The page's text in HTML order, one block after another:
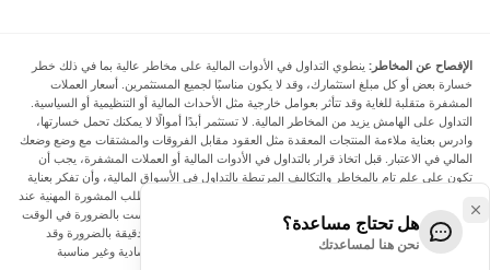
الإفصاح عن المخاطر: ينطوي التداول في الأدوات المالية على مخاطر عالية بما في ذلك خطر
خسارة بعض أو كل مبلغ استثمارك، وقد لا يكون مناسبًا لجميع المستثمرين. أسعار العملات
المشفرة متقلبة للغاية وقد تتأثر بعوامل خارجية مثل الأحداث المالية أو التنظيمية أو السياسية.
التداول على الهامش يزيد من المخاطر المالية. لا تستثمر أبدًا أموالًا لا يمكنك تحمل خسارتها،
وادرس بعناية ملاءمة المنتجات المعقدة مثل العقود مقابل الفروقات والمشتقات مع وضع وضعك
المالي في الاعتبار. قبل اتخاذ قرار بالتداول في الأدوات المالية أو العملات المشفرة، يجب أن
تكون على علم تام بالمخاطر والتكاليف المرتبطة بالتداول في الأسواق المالية، وأن تفكر بعناية
في أهدافك الاستثمارية ومستوى خبرتك ورغبتك في المخاطرة، وأن تطلب المشورة المهنية عند
الحاجة. تود Arincen أن تذكرك بأن البيانات الواردة في هذا الموقع ليست بالضرورة في الوقت
الفعلي وليست دقيقة. البيانات والأسعار الموجودة على الموقع ليست دقيقة بالضرورة وقد
تختلف عن السعر الفعلي في أي سوق معينة، مما يعني أن الأسعار إرشادية وغير مناسبة
هل تحتاج مساعدة؟
نحن هنا لمساعدتك